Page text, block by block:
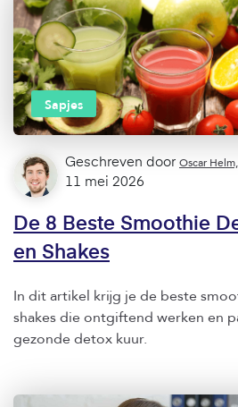
Sapjes
Geschreven door Oscar
11 mei 2026
De 8 Beste Smoothie
en Shakes
In dit artikel krijg je de beste
shakes die ontgiftend werken en
gezonde detox kuur.